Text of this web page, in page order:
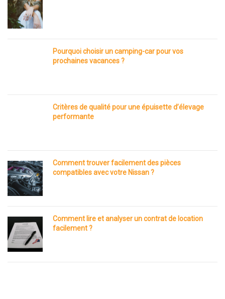
Pourquoi choisir un camping-car pour vos
prochaines vacances ?
Critères de qualité pour une épuisette d’élevage
performante
Comment trouver facilement des pièces
compatibles avec votre Nissan ?
Comment lire et analyser un contrat de location
facilement ?